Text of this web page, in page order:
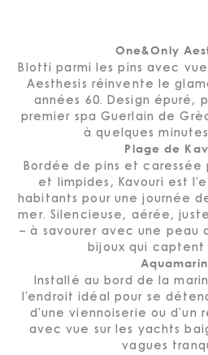
One&Only
Blotti parmi les pins avec
Aesthesis réinvente le
années 60. Design épuré,
premier spa Guerlain de
à quelques
Plage de
Bordée de pins et caressée
et limpides, Kavouri est
habitants pour une journée
mer. Silencieuse, aérée,
– à savourer avec une peau
bijoux qui captent
Installé au bord de la
l’endroit idéal pour se
d’une viennoiserie ou
avec vue sur les yachts
vagues